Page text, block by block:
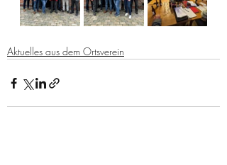
Aktuelles aus dem Ortsverein